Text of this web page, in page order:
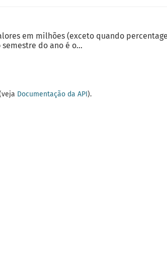
em milhões (exceto quando
do ano é o...
Documentação da API).